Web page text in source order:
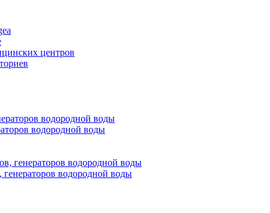
центров
водородной воды
водородной воды